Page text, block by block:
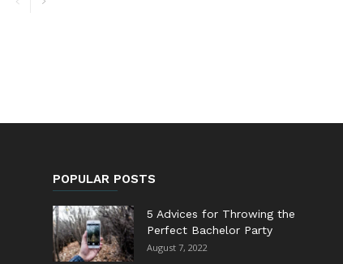
POPULAR POSTS
5 Advices for Throwing the
Perfect Bachelor Party
August 7, 2022